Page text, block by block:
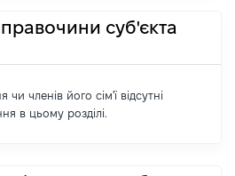
суб'єкта
членів його сім'ї відсутні
в цьому розділі.